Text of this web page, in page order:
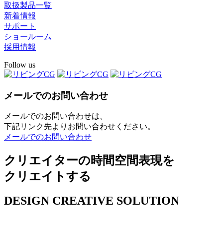
取扱製品一覧
新着情報
サポート
ショールーム
採用情報
Follow us
メールでのお問い合わせ
メールでのお問い合わせは、
下記リンク先よりお問い合わせください。
メールでのお問い合わせ
クリエイターの時間空間表現を
クリエイトする
DESIGN CREATIVE SOLUTION